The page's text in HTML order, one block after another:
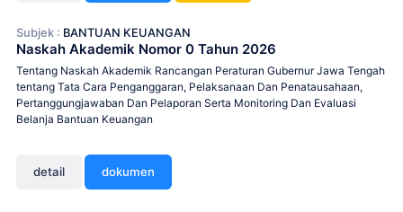
Subjek : BANTUAN KEUANGAN
Naskah Akademik Nomor 0 Tahun 2026
Tentang Naskah Akademik Rancangan Peraturan Gubernur Jawa Tengah
tentang Tata Cara Penganggaran, Pelaksanaan Dan Penatausahaan,
Pertanggungjawaban Dan Pelaporan Serta Monitoring Dan Evaluasi
Belanja Bantuan Keuangan
detail dokumen